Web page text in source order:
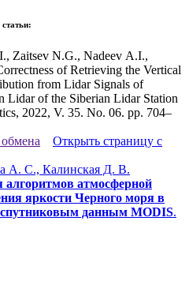
Zaitsev N.G., Nadeev A.I.,
of Retrieving the Vertical
from Lidar Signals of
Lidar of the Siberian Lidar Station
2022, V. 35. No. 06. pp. 704–
Открыть страницу с
А. С., Калинская Д. В.
алгоритмов атмосферной
яркости Черного моря в
данным MODIS.